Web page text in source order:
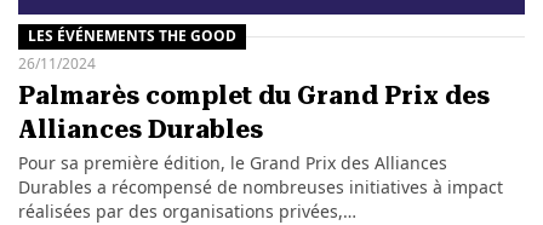
LES ÉVÉNEMENTS THE GOOD
26/11/2024
Palmarès complet du Grand Prix des
Alliances Durables
Pour sa première édition, le Grand Prix des Alliances
Durables a récompensé de nombreuses initiatives à impact
réalisées par des organisations privées,…